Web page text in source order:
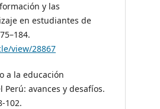
y las
en estudiantes de
view/28867
a la educación
avances y desafíos.
102.